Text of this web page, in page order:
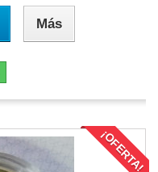
Más
¡OFERTA!